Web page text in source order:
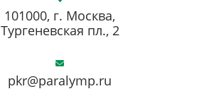
pkr@paralymp.ru
101000, г. Москва,
Тургеневская пл., 2